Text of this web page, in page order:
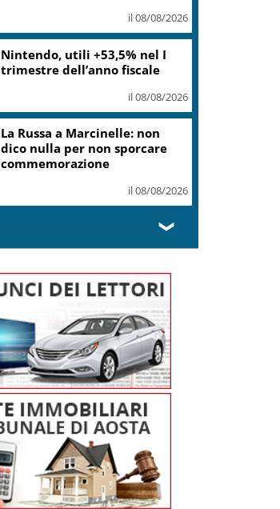
il 08/08/2026
“DoloViniMiti”: dall’1 al 4
ottobre tra Val di Cembra e
il 08/08/2026
Mondiali di Wakeboard 2026:
tre ori azzurri al Lago del Salto
il 08/08/2026
❯